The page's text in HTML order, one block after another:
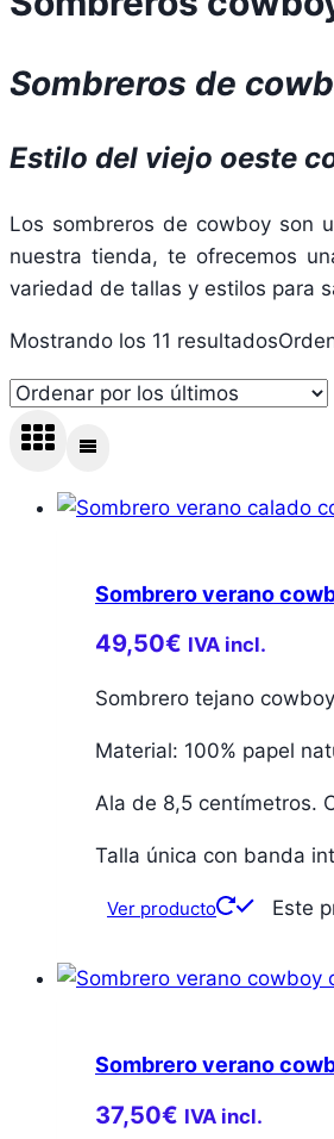
Sombreros de
Estilo del viejo oeste
Los sombreros de cowboy son
nuestra tienda, te ofrecemos
variedad de tallas y estilos para
Mostrando los 11 resultados
Sombrero verano
49,50€ IVA incl.
Sombrero tejano
Material: 100% papel
Ala de 8,5 centímetros.
Talla única con banda
Ver producto Este
Sombrero verano
37,50€ IVA incl.